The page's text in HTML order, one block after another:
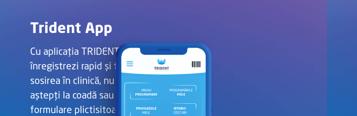
Trident App
Cu aplicația TRIDENT, te
înregistrezi rapid și fără stres la
sosirea în clinică, nu trebuie să
aștepți la coadă sau să completezi
formulare plictisitoare.